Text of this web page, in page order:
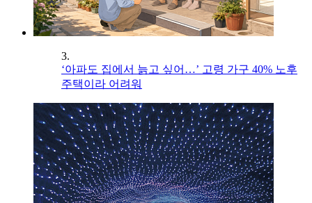
3.
‘아파도 집에서 늙고 싶어…’ 고령 가구 40% 노후
주택이라 어려워